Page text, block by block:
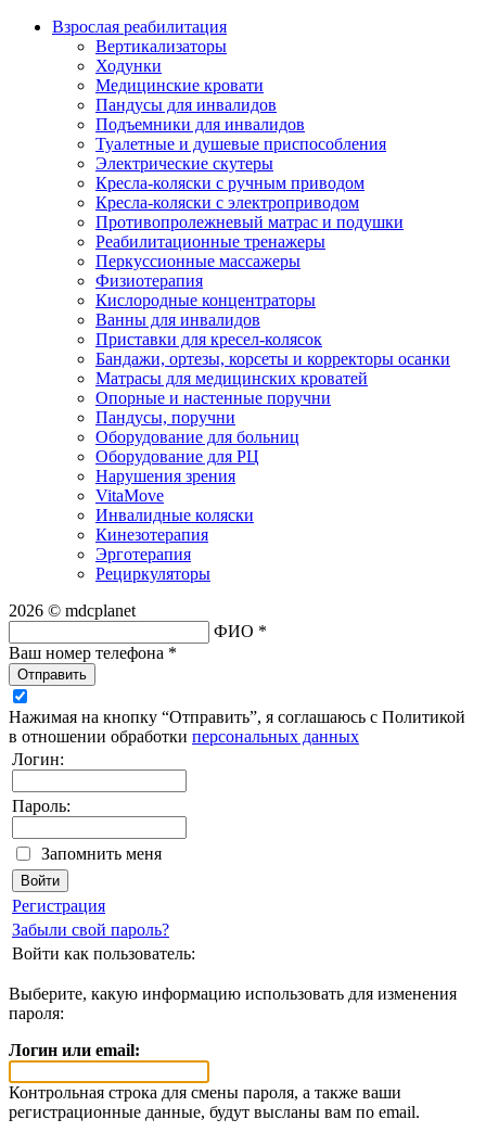
Взрослая реабилитация
Вертикализаторы
Ходунки
Медицинские кровати
Пандусы для инвалидов
Подъемники для инвалидов
Туалетные и душевые приспособления
Электрические скутеры
Кресла-коляски с ручным приводом
Кресла-коляски с электроприводом
Противопролежневый матрас и подушки
Реабилитационные тренажеры
Перкуссионные массажеры
Физиотерапия
Кислородные концентраторы
Ванны для инвалидов
Приставки для кресел-колясок
Бандажи, ортезы, корсеты и корректоры осанки
Матрасы для медицинских кроватей
Опорные и настенные поручни
Пандусы, поручни
Оборудование для больниц
Оборудование для РЦ
Нарушения зрения
VitaMove
Инвалидные коляски
Кинезотерапия
Эрготерапия
Рециркуляторы
2026 © mdcplanet
ФИО *
Ваш номер телефона *
Отправить
Нажимая на кнопку “Отправить”, я соглашаюсь с Политикой
в отношении обработки персональных данных
Логин:
Пароль:
Запомнить меня
Регистрация
Забыли свой пароль?
Войти как пользователь:
Выберите, какую информацию использовать для изменения
пароля:
Логин или email:
Контрольная строка для смены пароля, а также ваши
регистрационные данные, будут высланы вам по email.